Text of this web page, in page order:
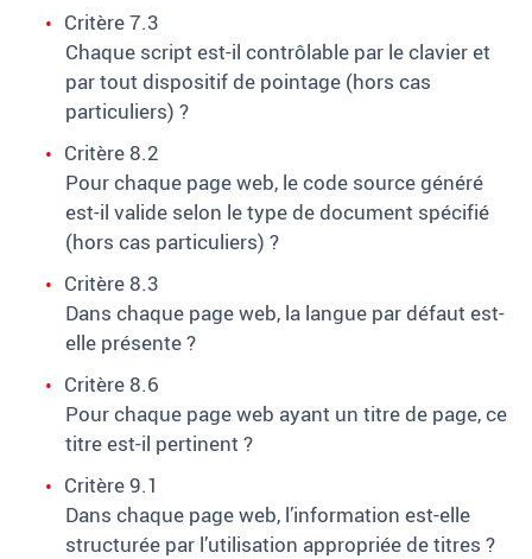
Critère 7.3
Chaque script est-il contrôlable par le clavier et
par tout dispositif de pointage (hors cas
particuliers) ?
Critère 8.2
Pour chaque page web, le code source généré
est-il valide selon le type de document spécifié
(hors cas particuliers) ?
Critère 8.3
Dans chaque page web, la langue par défaut est-
elle présente?
Critère 8.6
Pour chaque page web ayant un titre de page, ce
titre est-il pertinent ?
Critère 9.1
Dans chaque page web, l’information est-elle
structurée par l’utilisation appropriée de titres ?